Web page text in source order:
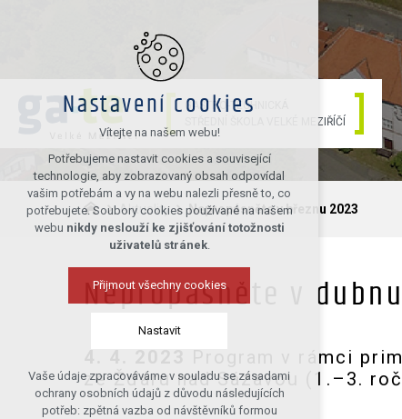
GASTRO-TECHNICKÁ
STŘEDNÍ ŠKOLA VELKÉ MEZIŘÍČÍ
Aktuality Nepropásněte v březnu 2023
Nepropásněte v
Program v rámci
ze Žďáru nad Sázavou (1.–3.
Nastavení cookies
Vítejte na našem webu!
Potřebujeme nastavit cookies a související
technologie, aby zobrazovaný obsah odpovídal
vašim potřebám a vy na webu nalezli přesně to, co
potřebujete. Soubory cookies používané na našem
webu nikdy neslouží ke zjišťování totožnosti
uživatelů stránek.
Přijmout všechny cookies
Nastavit
Technická cookies
nutná pro provozování webu
Vaše údaje zpracováváme v souladu se zásadami
ochrany osobních údajů z důvodu následujících
potřeb: zpětná vazba od návštěvníků formou